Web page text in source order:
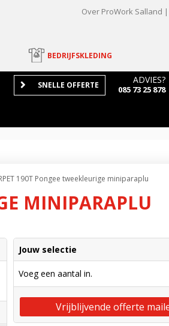
Over ProWork Salland
BEDRIJFSKLEDING
ADVIES?
085 73 25 878
SNELLE OFFERTE
190T Pongee tweekleurige miniparaplu
MINIPARAPLU
Jouw selectie
Voeg een aantal in.
Vrijblijvende offerte